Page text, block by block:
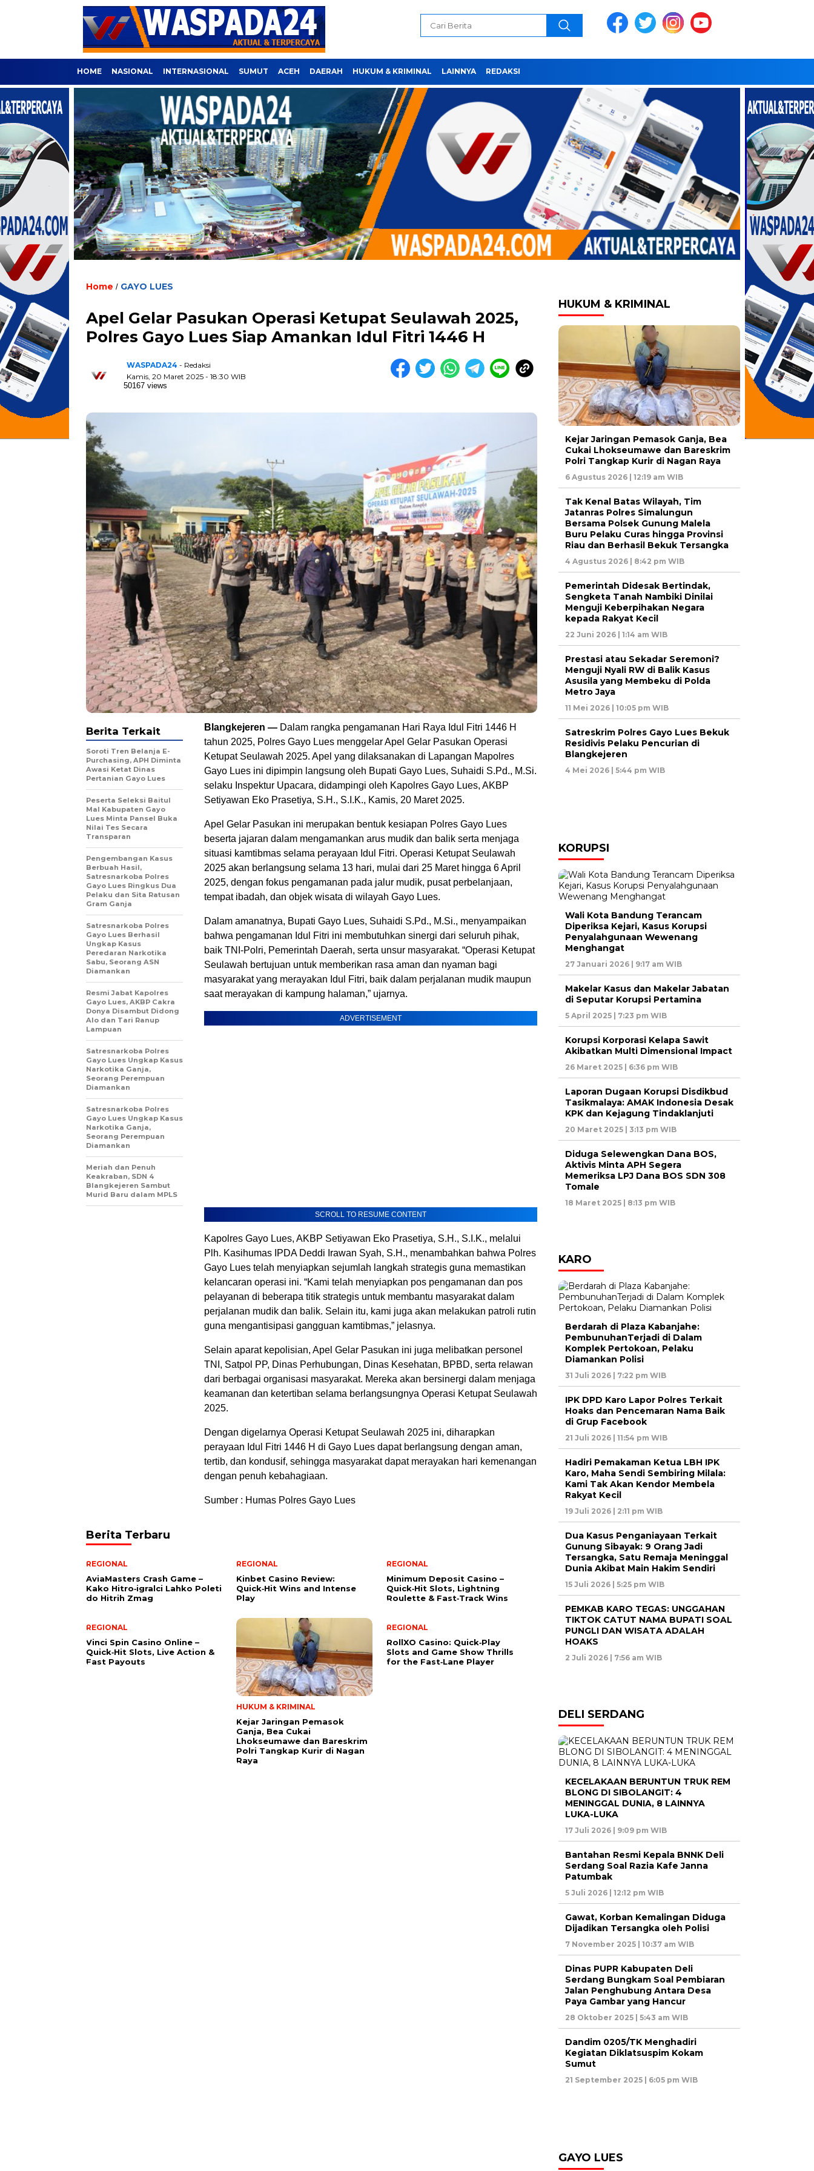
HOME NASIONAL INTERNASIONAL SUMUT ACEH DAERAH HUKUM & KRIMINAL LAINNYA REDAKSI
Home / GAYO LUES
Apel Gelar Pasukan Operasi Ketupat Seulawah 2025,
Polres Gayo Lues Siap Amankan Idul Fitri 1446 H
WASPADA24 - Redaksi
Kamis, 20 Maret 2025 - 18:30 WIB
50167 views
Blangkejeren — Dalam rangka pengamanan Hari Raya Idul Fitri 1446 H
tahun 2025, Polres Gayo Lues menggelar Apel Gelar Pasukan Operasi
Ketupat Seulawah 2025. Apel yang dilaksanakan di Lapangan Mapolres
Gayo Lues ini dipimpin langsung oleh Bupati Gayo Lues, Suhaidi S.Pd., M.Si.
selaku Inspektur Upacara, didampingi oleh Kapolres Gayo Lues, AKBP
Setiyawan Eko Prasetiya, S.H., S.I.K., Kamis, 20 Maret 2025.
Apel Gelar Pasukan ini merupakan bentuk kesiapan Polres Gayo Lues
beserta jajaran dalam mengamankan arus mudik dan balik serta menjaga
situasi kamtibmas selama perayaan Idul Fitri. Operasi Ketupat Seulawah
2025 akan berlangsung selama 13 hari, mulai dari 25 Maret hingga 6 April
2025, dengan fokus pengamanan pada jalur mudik, pusat perbelanjaan,
tempat ibadah, dan objek wisata di wilayah Gayo Lues.
Dalam amanatnya, Bupati Gayo Lues, Suhaidi S.Pd., M.Si., menyampaikan
bahwa pengamanan Idul Fitri ini membutuhkan sinergi dari seluruh pihak,
baik TNI-Polri, Pemerintah Daerah, serta unsur masyarakat. “Operasi Ketupat
Seulawah bertujuan untuk memberikan rasa aman dan nyaman bagi
masyarakat yang merayakan Idul Fitri, baik dalam perjalanan mudik maupun
saat merayakan di kampung halaman,” ujarnya.
ADVERTISEMENT
SCROLL TO RESUME CONTENT
Kapolres Gayo Lues, AKBP Setiyawan Eko Prasetiya, S.H., S.I.K., melalui
Plh. Kasihumas IPDA Deddi Irawan Syah, S.H., menambahkan bahwa Polres
Gayo Lues telah menyiapkan sejumlah langkah strategis guna memastikan
kelancaran operasi ini. “Kami telah menyiapkan pos pengamanan dan pos
pelayanan di beberapa titik strategis untuk membantu masyarakat dalam
perjalanan mudik dan balik. Selain itu, kami juga akan melakukan patroli rutin
guna mengantisipasi gangguan kamtibmas,” jelasnya.
Selain aparat kepolisian, Apel Gelar Pasukan ini juga melibatkan personel
TNI, Satpol PP, Dinas Perhubungan, Dinas Kesehatan, BPBD, serta relawan
dari berbagai organisasi masyarakat. Mereka akan bersinergi dalam menjaga
keamanan dan ketertiban selama berlangsungnya Operasi Ketupat Seulawah
2025.
Dengan digelarnya Operasi Ketupat Seulawah 2025 ini, diharapkan
perayaan Idul Fitri 1446 H di Gayo Lues dapat berlangsung dengan aman,
tertib, dan kondusif, sehingga masyarakat dapat merayakan hari kemenangan
dengan penuh kebahagiaan.
Sumber : Humas Polres Gayo Lues
Berita Terkait
Soroti Tren Belanja E-
Purchasing, APH Diminta
Awasi Ketat Dinas
Pertanian Gayo Lues
Peserta Seleksi Baitul
Mal Kabupaten Gayo
Lues Minta Pansel Buka
Nilai Tes Secara
Transparan
Pengembangan Kasus
Berbuah Hasil,
Satresnarkoba Polres
Gayo Lues Ringkus Dua
Pelaku dan Sita Ratusan
Gram Ganja
Satresnarkoba Polres
Gayo Lues Berhasil
Ungkap Kasus
Peredaran Narkotika
Sabu, Seorang ASN
Diamankan
Resmi Jabat Kapolres
Gayo Lues, AKBP Cakra
Donya Disambut Didong
Alo dan Tari Ranup
Lampuan
Satresnarkoba Polres
Gayo Lues Ungkap Kasus
Narkotika Ganja,
Seorang Perempuan
Diamankan
Satresnarkoba Polres
Gayo Lues Ungkap Kasus
Narkotika Ganja,
Seorang Perempuan
Diamankan
Meriah dan Penuh
Keakraban, SDN 4
Blangkejeren Sambut
Murid Baru dalam MPLS
Berita Terbaru
REGIONAL
AviaMasters Crash Game –
Kako Hitro‑igralci Lahko Poleti
do Hitrih Zmag
REGIONAL
Kinbet Casino Review:
Quick‑Hit Wins and Intense
Play
REGIONAL
Minimum Deposit Casino –
Quick‑Hit Slots, Lightning
Roulette & Fast‑Track Wins
REGIONAL
Vinci Spin Casino Online –
Quick‑Hit Slots, Live Action &
Fast Payouts
HUKUM & KRIMINAL
Kejar Jaringan Pemasok
Ganja, Bea Cukai
Lhokseumawe dan Bareskrim
Polri Tangkap Kurir di Nagan
Raya
REGIONAL
RollXO Casino: Quick‑Play
Slots and Game Show Thrills
for the Fast‑Lane Player
HUKUM & KRIMINAL
Kejar Jaringan Pemasok Ganja, Bea
Cukai Lhokseumawe dan Bareskrim
Polri Tangkap Kurir di Nagan Raya
6 Agustus 2026 | 12:19 am WIB
Tak Kenal Batas Wilayah, Tim
Jatanras Polres Simalungun
Bersama Polsek Gunung Malela
Buru Pelaku Curas hingga Provinsi
Riau dan Berhasil Bekuk Tersangka
4 Agustus 2026 | 8:42 pm WIB
Pemerintah Didesak Bertindak,
Sengketa Tanah Nambiki Dinilai
Menguji Keberpihakan Negara
kepada Rakyat Kecil
22 Juni 2026 | 1:14 am WIB
Prestasi atau Sekadar Seremoni?
Menguji Nyali RW di Balik Kasus
Asusila yang Membeku di Polda
Metro Jaya
11 Mei 2026 | 10:05 pm WIB
Satreskrim Polres Gayo Lues Bekuk
Residivis Pelaku Pencurian di
Blangkejeren
4 Mei 2026 | 5:44 pm WIB
KORUPSI
Wali Kota Bandung Terancam
Diperiksa Kejari, Kasus Korupsi
Penyalahgunaan Wewenang
Menghangat
27 Januari 2026 | 9:17 am WIB
Makelar Kasus dan Makelar Jabatan
di Seputar Korupsi Pertamina
5 April 2025 | 7:23 pm WIB
Korupsi Korporasi Kelapa Sawit
Akibatkan Multi Dimensional Impact
26 Maret 2025 | 6:36 pm WIB
Laporan Dugaan Korupsi Disdikbud
Tasikmalaya: AMAK Indonesia Desak
KPK dan Kejagung Tindaklanjuti
20 Maret 2025 | 3:13 pm WIB
Diduga Selewengkan Dana BOS,
Aktivis Minta APH Segera
Memeriksa LPJ Dana BOS SDN 308
Tomale
18 Maret 2025 | 8:13 pm WIB
KARO
Berdarah di Plaza Kabanjahe:
PembunuhanTerjadi di Dalam
Komplek Pertokoan, Pelaku
Diamankan Polisi
31 Juli 2026 | 7:22 pm WIB
IPK DPD Karo Lapor Polres Terkait
Hoaks dan Pencemaran Nama Baik
di Grup Facebook
21 Juli 2026 | 11:54 pm WIB
Hadiri Pemakaman Ketua LBH IPK
Karo, Maha Sendi Sembiring Milala:
Kami Tak Akan Kendor Membela
Rakyat Kecil
19 Juli 2026 | 2:11 pm WIB
Dua Kasus Penganiayaan Terkait
Gunung Sibayak: 9 Orang Jadi
Tersangka, Satu Remaja Meninggal
Dunia Akibat Main Hakim Sendiri
15 Juli 2026 | 5:25 pm WIB
PEMKAB KARO TEGAS: UNGGAHAN
TIKTOK CATUT NAMA BUPATI SOAL
PUNGLI DAN WISATA ADALAH
HOAKS
2 Juli 2026 | 7:56 am WIB
DELI SERDANG
KECELAKAAN BERUNTUN TRUK REM
BLONG DI SIBOLANGIT: 4
MENINGGAL DUNIA, 8 LAINNYA
LUKA-LUKA
17 Juli 2026 | 9:09 pm WIB
Bantahan Resmi Kepala BNNK Deli
Serdang Soal Razia Kafe Janna
Patumbak
5 Juli 2026 | 12:12 pm WIB
Gawat, Korban Kemalingan Diduga
Dijadikan Tersangka oleh Polisi
7 November 2025 | 10:37 am WIB
Dinas PUPR Kabupaten Deli
Serdang Bungkam Soal Pembiaran
Jalan Penghubung Antara Desa
Paya Gambar yang Hancur
28 Oktober 2025 | 5:43 am WIB
Dandim 0205/TK Menghadiri
Kegiatan Diklatsuspim Kokam
Sumut
21 September 2025 | 6:05 pm WIB
GAYO LUES